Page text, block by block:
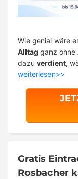
Wie genial wäre
Alltag ganz ohne
dazu verdient,
weiterlesen>>
Gratis
Rosbacher